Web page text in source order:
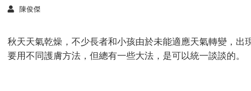
陳俊傑
秋天天氣乾燥，不少長者和小孩由於未能適應天氣轉變，
要用不同護膚方法，但總有一些大法，是可以統一談談的。